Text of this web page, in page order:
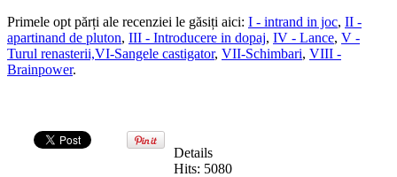
Primele opt părți ale recenziei le găsiți aici: I - intrand in joc, II -
apartinand de pluton, III - Introducere in dopaj, IV - Lance, V -
Turul renasterii,VI-Sangele castigator, VII-Schimbari, VIII -
Brainpower.
Details
Hits: 5080